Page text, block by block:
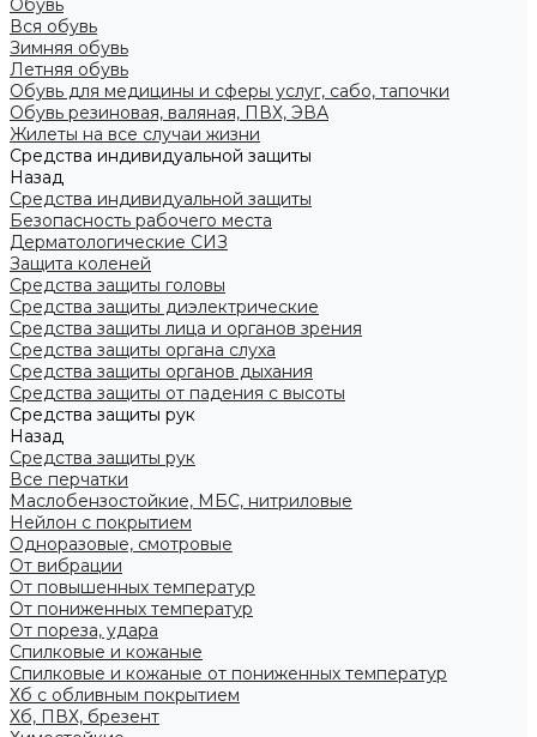
Вся обувь
Зимняя обувь
Летняя обувь
Обувь для медицины и сферы услуг, сабо, тапочки
Обувь резиновая, валяная, ПВХ, ЭВА
Жилеты на все случаи жизни
Средства индивидуальной защиты
Назад
Средства индивидуальной защиты
Безопасность рабочего места
Дерматологические СИЗ
Защита коленей
Средства защиты головы
Средства защиты диэлектрические
Средства защиты лица и органов зрения
Средства защиты органа слуха
Средства защиты органов дыхания
Средства защиты от падения с высоты
Средства защиты рук
Назад
Средства защиты рук
Все перчатки
Маслобензостойкие, МБС, нитриловые
Нейлон с покрытием
Одноразовые, смотровые
От вибрации
От повышенных температур
От пониженных температур
От пореза, удара
Спилковые и кожаные
Спилковые и кожаные от пониженных температур
Хб с обливным покрытием
Хб, ПВХ, брезент